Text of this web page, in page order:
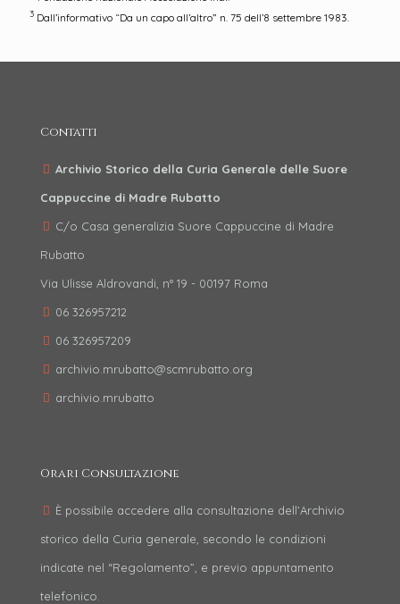
3 Dall’informativo “Da un capo all’altro” n. 75 dell’8 settembre 1983.
Contatti
Archivio Storico della Curia Generale delle Suore
Cappuccine di Madre Rubatto
C/o Casa generalizia Suore Cappuccine di Madre
Rubatto
Via Ulisse Aldrovandi, n° 19 - 00197 Roma
06 326957212
06 326957209
archivio.mrubatto@scmrubatto.org
archivio.mrubatto
Orari Consultazione
È possibile accedere alla consultazione dell’Archivio
storico della Curia generale, secondo le condizioni
indicate nel “Regolamento”, e previo appuntamento
telefonico.